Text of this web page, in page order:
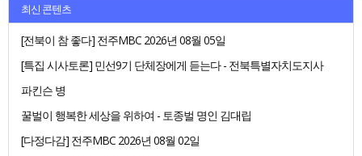
최신 콘텐츠
[전북이 참 좋다] 전주MBC 2026년 08월 05일
[특집 시사토론] 민선9기 단체장에게 듣는다 - 전북특별자치도지사
파킨슨 병
꿀벌이 행복한 세상을 위하여 - 토종벌 명인 김대립
[다정다감] 전주MBC 2026년 08월 02일